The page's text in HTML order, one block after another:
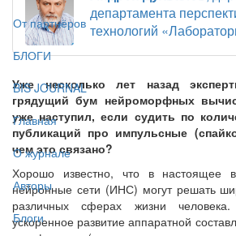
От партнёров
БЛОГИ
BIS JOURNAL
Главная
О журнале
Авторы
Блоги
департамента
технологий
Уже несколько лет назад
грядущий бум нейроморфных
уже наступил, если судить по
публикаций про импульсные
чем это связано?
Хорошо известно, что в настоящее
нейронные сети (ИНС) могут решать
различных сферах жизни
ускоренное развитие аппаратной